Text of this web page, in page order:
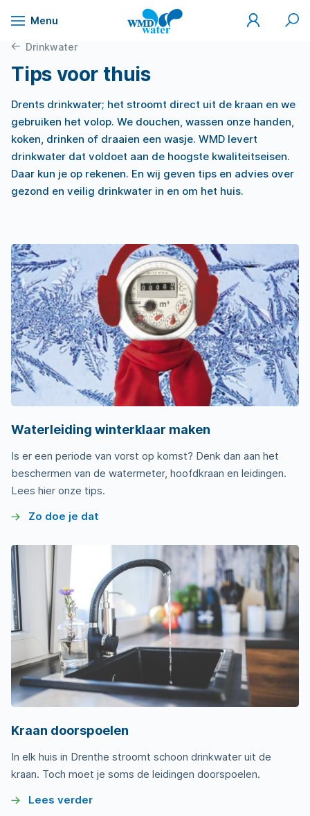
Naar
Menu
WMD
Drinkwater
Mijn
WMD
Zoek
Tips voor thuis
Drinkwater
Drents drinkwater; het stroomt direct uit de kraan en we
gebruiken het volop. We douchen, wassen onze handen,
koken, drinken of draaien een wasje. WMD levert
drinkwater dat voldoet aan de hoogste kwaliteitseisen.
Daar kun je op rekenen. En wij geven tips en advies over
gezond en veilig drinkwater in en om het huis.
Waterleiding winterklaar maken
Is er een periode van vorst op komst? Denk dan aan het
beschermen van de watermeter, hoofdkraan en leidingen.
Lees hier onze tips.
Zo doe je dat
Kraan doorspoelen
In elk huis in Drenthe stroomt schoon drinkwater uit de
kraan. Toch moet je soms de leidingen doorspoelen.
Lees verder